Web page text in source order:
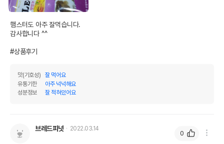
햄스터도 아주 잘먹습니다.
감사합니다 ^^
#상품후기
맛(기호성)
잘 먹어요
유통기한
아주 넉넉해요
성분정보
잘 적혀있어요
브레드피넛 2022.03.14
0